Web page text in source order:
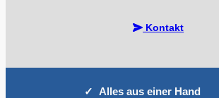
Kontakt
Alles aus einer Hand